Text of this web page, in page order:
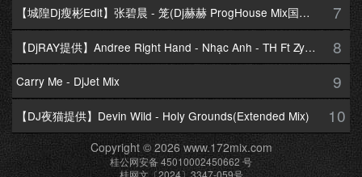
【城隍Dj瘦彬Edit】张碧晨 - 笼(Dj赫赫 ProgHouse Mix国语女) 7
【DjRAY提供】Andree Right Hand - Nhạc Anh - TH Ft Zym Mix 8
Carry Me - DjJet Mix 9
【DJ夜猫提供】Devin Wild - Holy Grounds(Extended Mix) 10
Copyright © 2026 www.172mix.com
桂公网安备 45010002450662 号
桂网文〔2024〕3347-059号